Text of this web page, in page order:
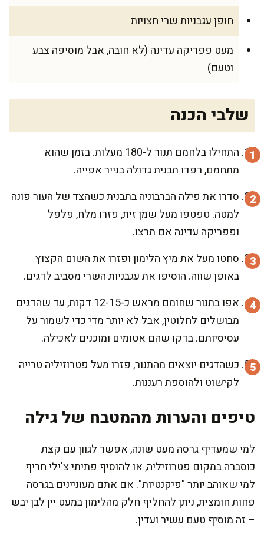
חופן עגבניות שרי חצויות
מעט פפריקה עדינה (לא חובה, אבל מוסיפה צבע
וטעם)
שלבי הכנה
התחילו בלחמם תנור ל-180 מעלות. בזמן שהוא
מתחמם, רפדו תבנית גדולה בנייר אפייה.
סדרו את פילה הברבוניה בתבנית כשהצד של העור פונה
למטה. טפטפו מעל שמן זית, פזרו מלח, פלפל
ופפריקה עדינה אם תרצו.
סחטו מעל את מיץ הלימון ופזרו את השום הקצוץ
באופן שווה. הוסיפו את עגבניות השרי מסביב לדגים.
אפו בתנור שחומם מראש כ-12-15 דקות, עד שהדגים
מבושלים לחלוטין, אבל לא יותר מדי כדי לשמור על
עסיסיותם. בדקו שהם אטומים ומוכנים לאכילה.
כשהדגים יוצאים מהתנור, פזרו מעל פטרוזיליה טרייה
לקישוט ולהוספת רעננות.
טיפים והערות מהמטבח של גילה
למי שמעדיף גרסה מעט שונה, אפשר לגוון עם קצת
כוסברה במקום פטרוזיליה, או להוסיף פתיתי צ'ילי חריף
למי שאוהב יותר "פיקנטיות". אם אתם מעוניינים בגרסה
פחות חומצית, ניתן להחליף חלק מהלימון במעט יין לבן יבש
– זה מוסיף טעם עשיר ועדין.